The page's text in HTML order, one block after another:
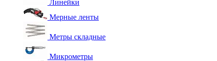
Линейки
Мерные ленты
Метры складные
Микрометры